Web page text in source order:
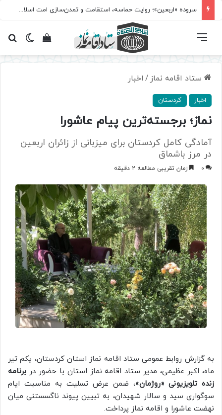
سروده‌ «اربعین»؛ روایت حماسه، استقامت و تمدن‌سازی امت اسلامی
تغییرمشاهده فهرست
ستاد اقامه نماز / اخبار
اخبار کردستان
نماز؛ برجسته‌ترین پیام عاشورا
آمادگی کامل کردستان برای میزبانی از زائران اربعین
در مرز باشماق
0 زمان تقریبی مطالعه 2 دقیقه
به گزارش روابط عمومی ستاد اقامه نماز استان کردستان، یکم تیر
ماه، اکبر عظیمی، مدیر ستاد اقامه نماز استان با حضور در برنامه
زنده تلویزیونی «روژمان»، ضمن عرض تسلیت به مناسبت ایام
سوگواری سید و سالار شهیدان، به تبیین پیوند ناگسستنی میان
نهضت عاشورا و اقامه نماز پرداخت.